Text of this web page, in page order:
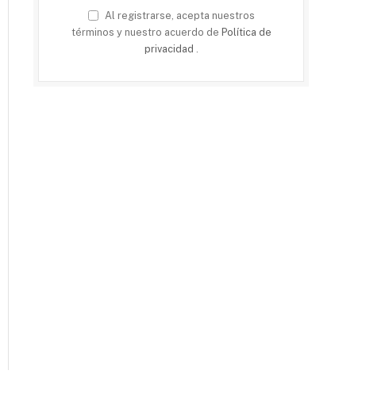
Al registrarse, acepta nuestros
términos y nuestro acuerdo de Política de
privacidad .